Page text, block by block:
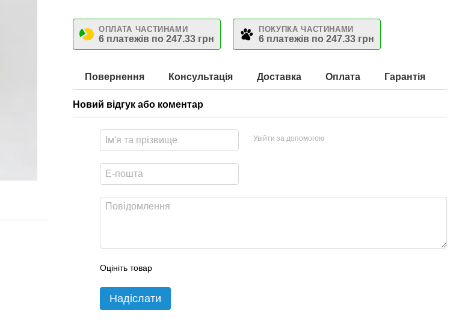
ОПЛАТА ЧАСТИНАМИ
6 платежів по 247.33 грн
ПОКУПКА ЧАСТИНАМИ
6 платежів по 247.33 грн
Повернення Консультація Доставка Оплата Гарантія
Новий відгук або коментар
Увійти за допомогою
Оцініть товар
Надіслати